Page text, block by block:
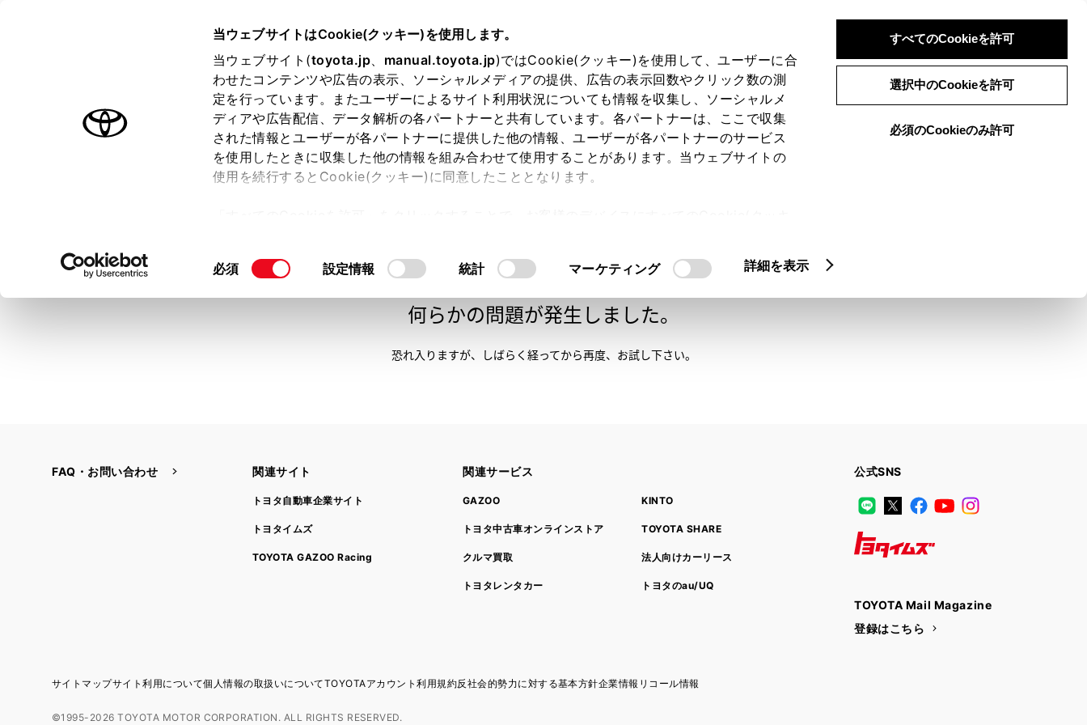
当ウェブサイトはCookie(クッキー)を使用します。
当ウェブサイト(toyota.jp、 manual.toyota.jp)ではCookie(クッキー)を使用して、ユーザーに合
わせたコンテンツや広告の表示、ソーシャルメディアの提供、広告の表示回数やクリック数の測
定を行っています。またユーザーによるサイト利用状況についても情報を収集し、ソーシャルメ
ディアや広告配信、データ解析の各パートナーと共有しています。各パートナーは、ここで収集
された情報とユーザーが各パートナーに提供した他の情報、ユーザーが各パートナーのサービス
を使用したときに収集した他の情報を組み合わせて使用することがあります。当ウェブサイトの
使用を続行するとCookie(クッキー)に同意したこととなります。
て」をご覧ください。
同
必須 設定情報 統計 マーケティング 詳細を表示
すべてのCookieを許可
選択中のCookieを許可
必須のCookieのみ許可
ログイン 検索 メニュー
オーナーサポート トピックス
トヨタ認定中古車 メニュー
トヨタ認定中古車の魅力 3つの買い方 オンライン購入 お気に入り
申し訳ございません。
何らかの問題が発生しました。
恐れ入りますが、しばらく経ってから再度、お試し下さい。
FAQ・お問い合わせ 関連サイト
トヨタ自動車企業サイト
トヨタイムズ
TOYOTA GAZOO Racing
関連サービス
GAZOO
トヨタ中古車オンラインストア
クルマ買取
トヨタレンタカー
KINTO
TOYOTA SHARE
法人向けカーリース
トヨタのau/UQ
公式SNS
LINEX Facebook
YouTube
TOYOTA Mail Magazine
登録はこちら
サイトマップサイト利用について個人情報の取扱いについてTOYOTAアカウント利用規約反社会的勢力に対する基本方針企業情報 リコール情報
©1995-2026 TOYOTA MOTOR CORPORATION. ALL RIGHTS RESERVED.